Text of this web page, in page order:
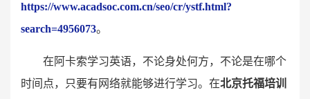
https://www.acadsoc.com.cn/seo/cr/ystf.html?
search=4956073。
在阿卡索学习英语，不论身处何方，不论是在哪个
时间点，只要有网络就能够进行学习。在北京托福培训